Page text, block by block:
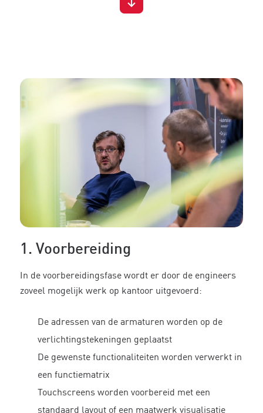
1. Voorbereiding
In de voorbereidingsfase wordt er door de engineers
zoveel mogelijk werk op kantoor uitgevoerd:
De adressen van de armaturen worden op de
verlichtingstekeningen geplaatst
De gewenste functionaliteiten worden verwerkt in
een functiematrix
Touchscreens worden voorbereid met een
standaard layout of een maatwerk visualisatie